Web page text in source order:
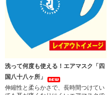
洗って何度も使える！エアマスク「四
国八十八ヶ所」
伸縮性と柔らかさで、長時間つけてい